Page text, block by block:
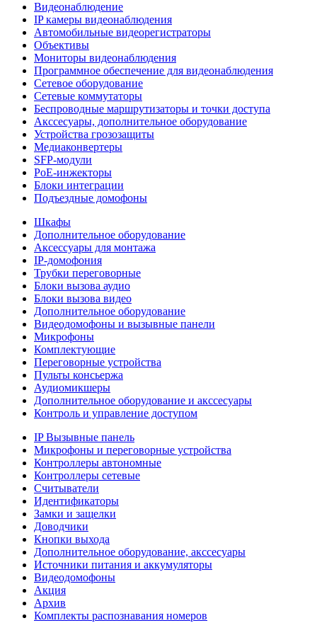
Видеонаблюдение
IP камеры видеонаблюдения
Автомобильные видеорегистраторы
Объективы
Мониторы видеонаблюдения
Программное обеспечение для видеонаблюдения
Сетевое оборудование
Сетевые коммутаторы
Беспроводные маршрутизаторы и точки доступа
Акссесуары, дополнительное оборудование
Устройства грозозащиты
Медиаконвертеры
SFP-модули
РоЕ-инжекторы
Блоки интеграции
Подъездные домофоны
Шкафы
Дополнительное оборудование
Аксессуары для монтажа
IP-домофония
Трубки переговорные
Блоки вызова аудио
Блоки вызова видео
Дополнительное оборудование
Видеодомофоны и вызывные панели
Микрофоны
Комплектующие
Переговорные устройства
Пульты консьержа
Аудиомикшеры
Дополнительное оборудование и акссесуары
Контроль и управление доступом
IP Вызывные панель
Микрофоны и переговорные устройства
Контроллеры автономные
Контроллеры сетевые
Считыватели
Идентификаторы
Замки и защелки
Доводчики
Кнопки выхода
Дополнительное оборудование, акссесуары
Источники питания и аккумуляторы
Видеодомофоны
Акция
Архив
Комплекты распознавания номеров